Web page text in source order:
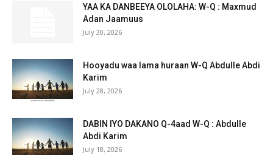
YAA KA DANBEEYA OLOLAHA: W-Q : Maxmud
Adan Jaamuus
July 30, 2026
Hooyadu waa lama huraan W-Q Abdulle Abdi
Karim
July 28, 2026
DABIN IYO DAKANO Q-4aad W-Q : Abdulle
Abdi Karim
July 18, 2026